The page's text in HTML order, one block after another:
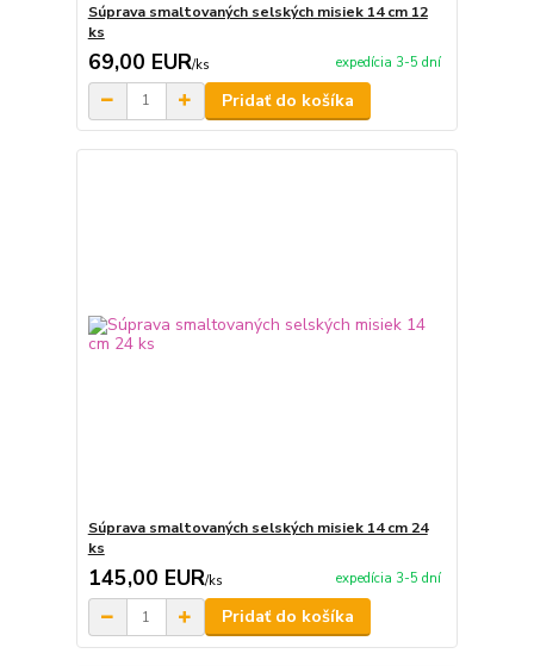
Súprava smaltovaných selských misiek 14 cm 12
ks
69,00 EUR/ks expedícia 3-5 dní
Pridať do košíka
Súprava smaltovaných selských misiek 14 cm 24
ks
145,00 EUR/ks expedícia 3-5 dní
Pridať do košíka